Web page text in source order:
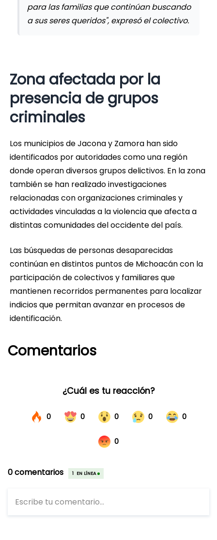
para las familias que continúan buscando
a sus seres queridos", expresó el colectivo.
Zona afectada por la
presencia de grupos
criminales
Los municipios de Jacona y Zamora han sido
identificados por autoridades como una región
donde operan diversos grupos delictivos. En la zona
también se han realizado investigaciones
relacionadas con organizaciones criminales y
actividades vinculadas a la violencia que afecta a
distintas comunidades del occidente del país.
Las búsquedas de personas desaparecidas
continúan en distintos puntos de Michoacán con la
participación de colectivos y familiares que
mantienen recorridos permanentes para localizar
indicios que permitan avanzar en procesos de
identificación.
Comentarios